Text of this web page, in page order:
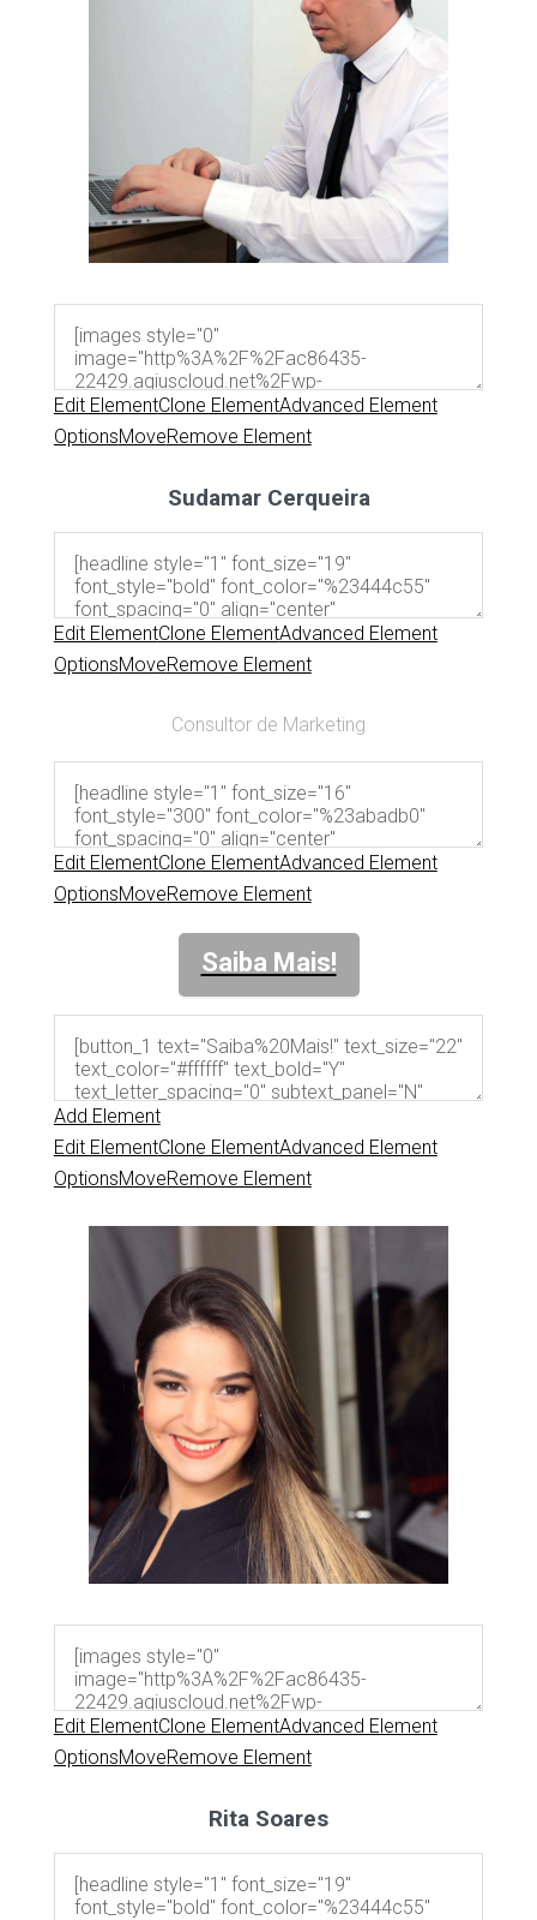
Edit ElementClone ElementAdvanced Element
OptionsMoveRemove Element
Sudamar Cerqueira
Edit ElementClone ElementAdvanced Element
OptionsMoveRemove Element
Consultor de Marketing
Edit ElementClone ElementAdvanced Element
OptionsMoveRemove Element
Saiba Mais!
Add Element
Edit ElementClone ElementAdvanced Element
OptionsMoveRemove Element
Edit ElementClone ElementAdvanced Element
OptionsMoveRemove Element
Rita Soares